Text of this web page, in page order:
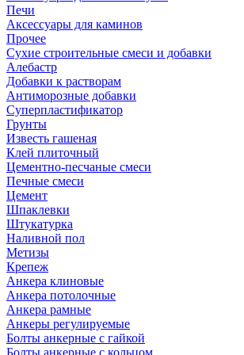
Печи
Аксессуары для каминов
Прочее
Сухие строительные смеси и добавки
Алебастр
Добавки к растворам
Антиморозные добавки
Суперпластификатор
Грунты
Известь гашеная
Клей плиточный
Цементно-песчаные смеси
Печные смеси
Цемент
Шпаклевки
Штукатурка
Наливной пол
Метизы
Крепеж
Анкера клиновые
Анкера потолочные
Анкера рамные
Анкеры регулируемые
Болты анкерные с гайкой
Болты анкерные с кольцом